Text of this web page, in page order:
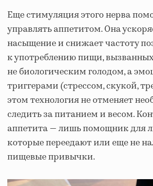
Еще стимуляция этого нерва
управлять аппетитом. Она
насыщение и снижает частоту
к употреблению пищи,
не биологическим голодом, а
триггерами (стрессом, скукой,
этом технология не отменяет
следить за питанием и весом.
аппетита — лишь помощник для
которые переедают или еще не
пищевые привычки.